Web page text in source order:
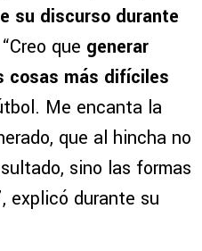
su discurso durante
que generar
cosas más difíciles
Me encanta la
que al hincha no
sino las formas
explicó durante su